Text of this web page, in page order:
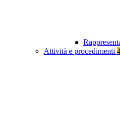
Attività e procedimenti